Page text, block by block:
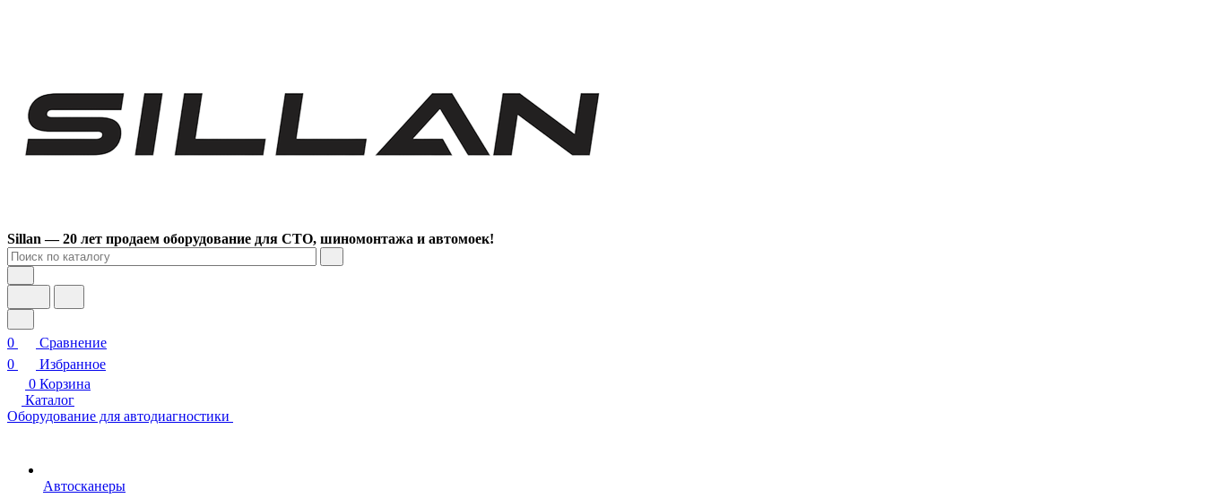
Sillan — 20 лет продаем оборудование для СТО, шиномонтажа и автомоек!
0
Сравнение
0
Избранное
0 Корзина
Каталог
Оборудование для автодиагностики
Автосканеры